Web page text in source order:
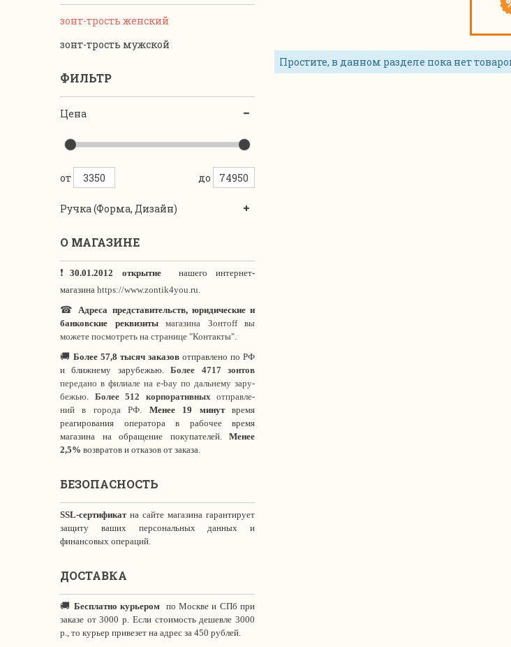
зонт-трость женский
зонт-трость мужской
ФИЛЬТР
Цена
от до
Ручка (форма, Дизайн)
О МАГАЗИНЕ
❗30.01.2012 открытие нашего интернет-
магазина https://www.zontik4you.ru.
☎Адреса представительств, юридические и
банковские реквизиты
магазина Зонтoff вы
можете посмотреть на странице "Контакты".
🚚 Более 57,8 тысяч заказов отправлено по РФ
и ближнему зарубежью.Более 4717 зонтов
передано в филиале на e-bay по дальнему зару-
бежью. Более 512 корпоративныхотправле-
ний в города РФ. Менее 19 минутвремя
реагирования оператора в рабочее время
магазина на обращение покупателей. Менее
2,5% возвратов и отказов от заказа.
БЕЗОПАСНОСТЬ
SSL-сертификатна сайте магазина гарантирует
защиту ваших персональных данных и
финансовых операций.
ДОСТАВКА
🚚 Бесплатно курьером по Москве и СПб при
заказе от 3000 р. Если стоимость дешевле 3000
р., то курьер привезет на адрес за 450 рублей.
Простите, в данном разделе пока нет